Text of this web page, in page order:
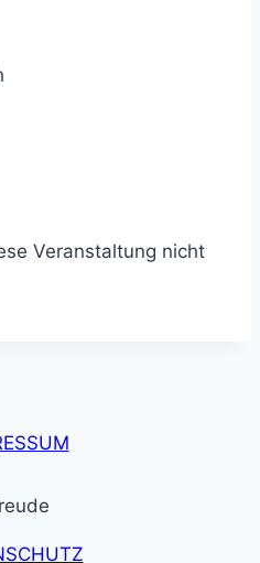
Veranstaltung nicht